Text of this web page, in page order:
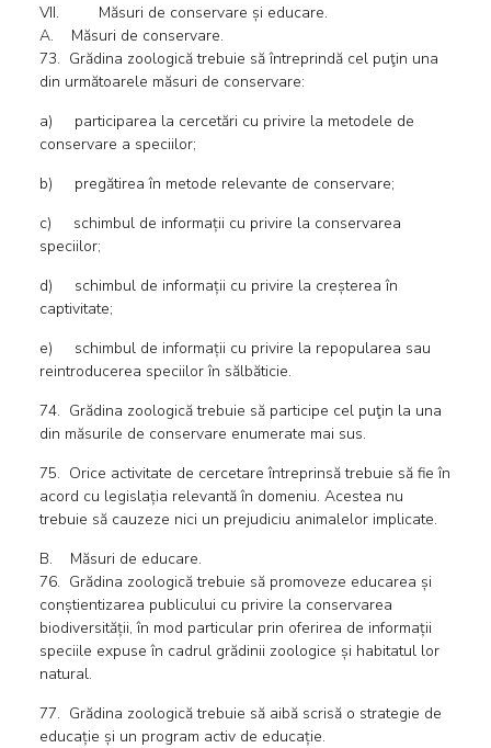
VII. Măsuri de conservare și educare.
A. Măsuri de conservare.
73. Grădina zoologică trebuie să întreprindă cel puţin una
din următoarele măsuri de conservare:
a) participarea la cercetări cu privire la metodele de
conservare a speciilor;
b) pregătirea în metode relevante de conservare;
c) schimbul de informații cu privire la conservarea
speciilor;
d) schimbul de informații cu privire la creșterea în
captivitate;
e) schimbul de informații cu privire la repopularea sau
reintroducerea speciilor în sălbăticie.
74. Grădina zoologică trebuie să participe cel puţin la una
din măsurile de conservare enumerate mai sus.
75. Orice activitate de cercetare întreprinsă trebuie să fie în
acord cu legislația relevantă în domeniu. Acestea nu
trebuie să cauzeze nici un prejudiciu animalelor implicate.
B. Măsuri de educare.
76. Grădina zoologică trebuie să promoveze educarea și
conștientizarea publicului cu privire la conservarea
biodiversității, în mod particular prin oferirea de informații
speciile expuse în cadrul grădinii zoologice și habitatul lor
natural.
77. Grădina zoologică trebuie să aibă scrisă o strategie de
educație și un program activ de educație.